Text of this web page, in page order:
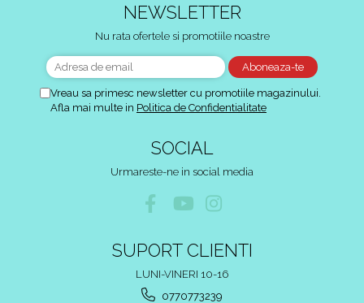
NEWSLETTER
Nu rata ofertele si promotiile noastre
Vreau sa primesc newsletter cu promotiile magazinului.
Afla mai multe in Politica de Confidentialitate
SOCIAL
Urmareste-ne in social media
SUPORT CLIENTI
LUNI-VINERI 10-16
0770773239